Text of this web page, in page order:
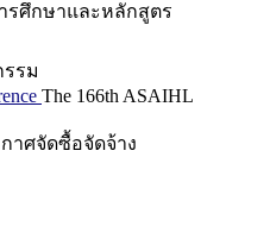
รศึกษาและหลักสูตร
รม
The 166th ASAIHL
าศจัดซื้อจัดจ้าง